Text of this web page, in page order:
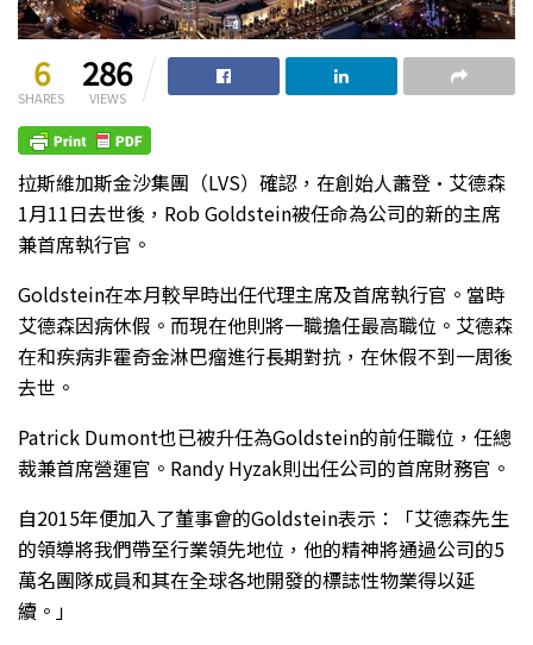
6
SHARES
286
VIEWS
拉斯維加斯金沙集團（LVS）確認，在創始人蕭登·艾德森
1月11日去世後，Rob Goldstein被任命為公司的新的主席
兼首席執行官。
Goldstein在本月較早時出任代理主席及首席執行官。當時
艾德森因病休假。而現在他則將一職擔任最高職位。艾德森
在和疾病非霍奇金淋巴瘤進行長期對抗，在休假不到一周後
去世。
Patrick Dumont也已被升任為Goldstein的前任職位，任總
裁兼首席營運官。Randy Hyzak則出任公司的首席財務官。
自2015年便加入了董事會的Goldstein表示：「艾德森先生
的領導將我們帶至行業領先地位，他的精神將通過公司的5
萬名團隊成員和其在全球各地開發的標誌性物業得以延
續。」